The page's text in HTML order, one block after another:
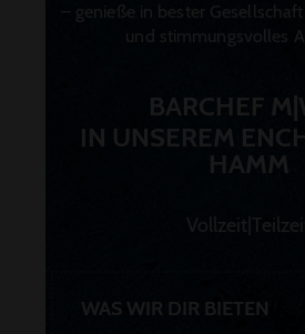
– genieße in bester
und stimmungsvolles
BARCHEF
IN UNSEREM
HAMM
WAS WIR DIR BIETEN